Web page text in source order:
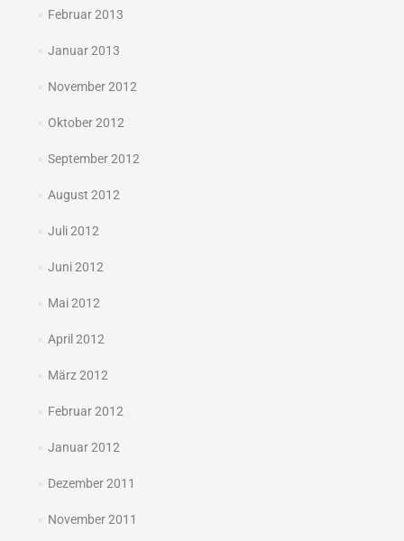
Februar 2013
Januar 2013
November 2012
Oktober 2012
September 2012
August 2012
Juli 2012
Juni 2012
Mai 2012
April 2012
März 2012
Februar 2012
Januar 2012
Dezember 2011
November 2011